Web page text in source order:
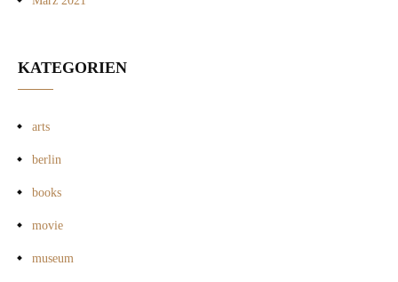
KATEGORIEN
arts
berlin
books
movie
museum